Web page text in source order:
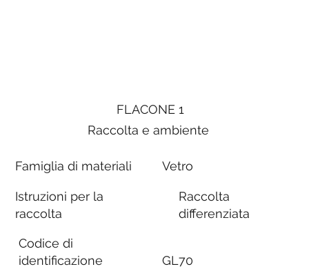
FLACONE 1
Raccolta e ambiente
Famiglia di materiali
Istruzioni per la
raccolta
Codice di
identificazione
Vetro
Raccolta
differenziata
GL70